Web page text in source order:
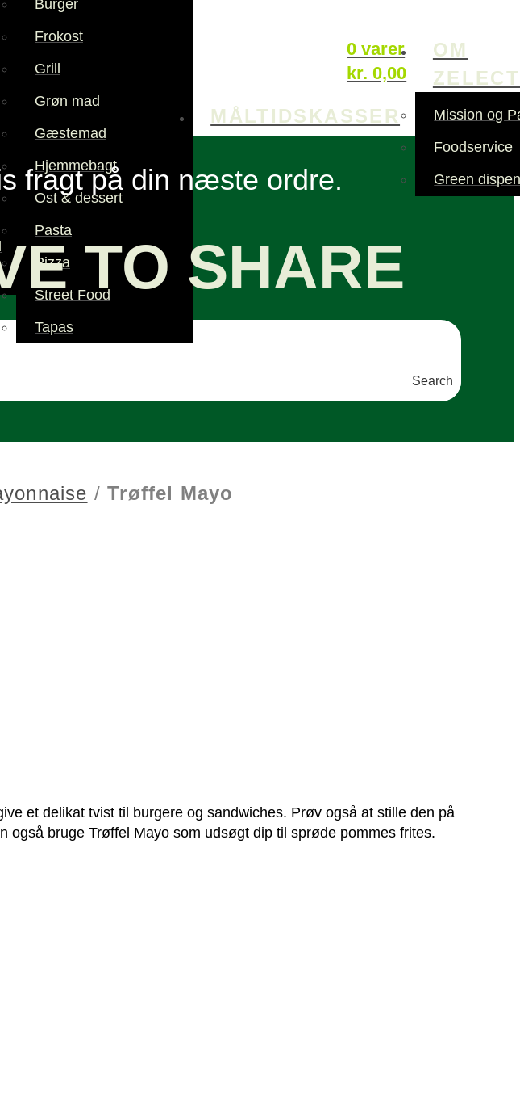
0 varer
kr. 0,00
Burger
Frokost
Grill
Grøn mad
Gæstemad
Hjemmebagt
Ost & dessert
Pasta
Pizza
Street Food
Tapas
MÅLTIDSKASSER
OM
Mission og
Foodservice
Green
fragt på din næste ordre.
TO SHARE
Search
/Trøffel Mayo
et delikat tvist til burgere og sandwiches. Prøv også at stille den på
bruge Trøffel Mayo som udsøgt dip til sprøde pommes frites.